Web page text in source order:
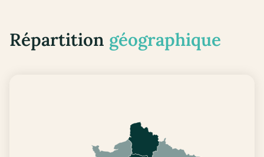
Répartition géographique